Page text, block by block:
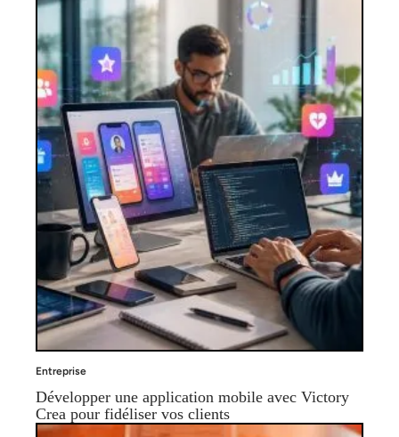
Entreprise
Développer une application mobile avec Victory
Crea pour fidéliser vos clients